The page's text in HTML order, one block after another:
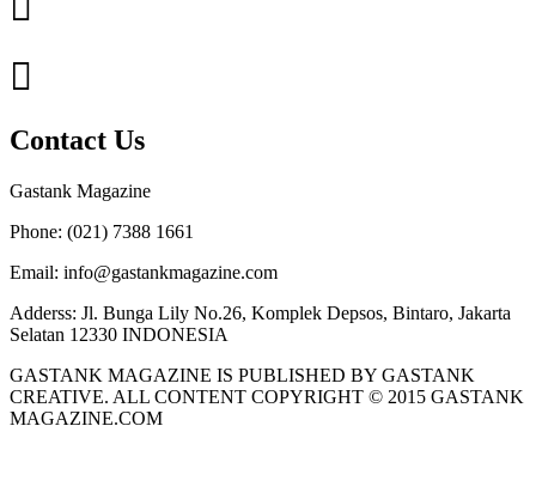
Contact Us
Gastank Magazine
Phone: (021) 7388 1661
Email: info@gastankmagazine.com
Adderss: Jl. Bunga Lily No.26, Komplek Depsos, Bintaro, Jakarta
Selatan 12330 INDONESIA
GASTANK MAGAZINE IS PUBLISHED BY GASTANK
CREATIVE. ALL CONTENT COPYRIGHT © 2015 GASTANK
MAGAZINE.COM